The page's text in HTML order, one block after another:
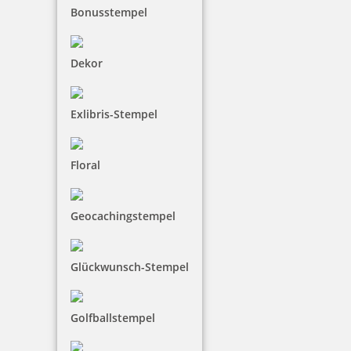
Bonusstempel
Dekor
Exlibris-Stempel
Floral
Geocachingstempel
Glückwunsch-Stempel
Golfballstempel